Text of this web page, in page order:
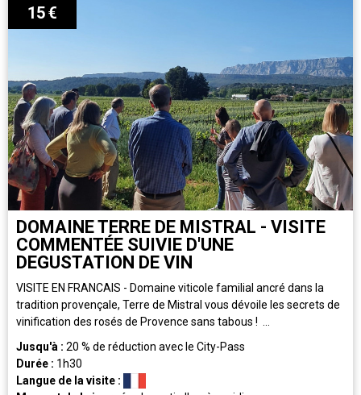
DOMAINE TERRE DE MISTRAL - VISITE
COMMENTÉE SUIVIE D'UNE
DEGUSTATION DE VIN
VISITE EN FRANCAIS - Domaine viticole familial ancré dans la
tradition provençale, Terre de Mistral vous dévoile les secrets de
vinification des rosés de Provence sans tabous ! ...
15€
Jusqu'à : 20 % de réduction avec le City-Pass
Durée : 1h30
Langue de la visite :